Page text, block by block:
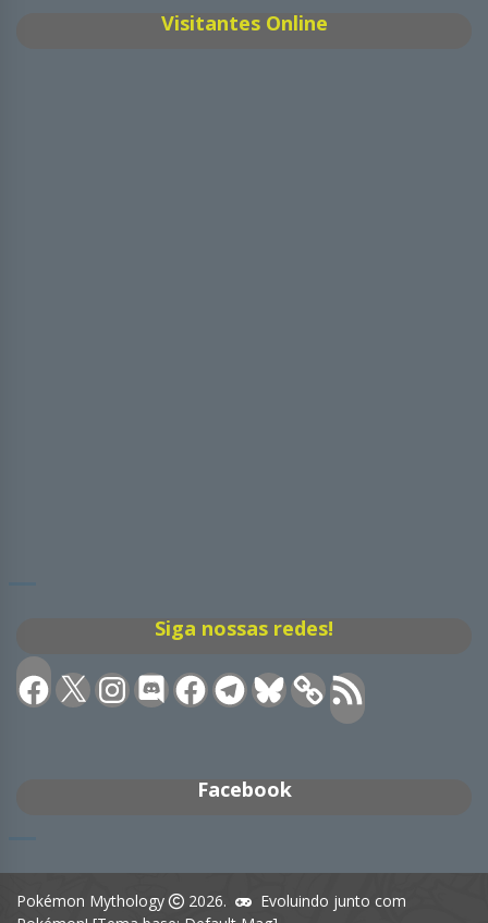
Visitantes Online
Siga nossas redes!
Facebook
X Instagram
DiscordFacebookTelegramBluesky Feed
RSS
Facebook
Pokémon Mythology 2026.
Evoluindo junto com